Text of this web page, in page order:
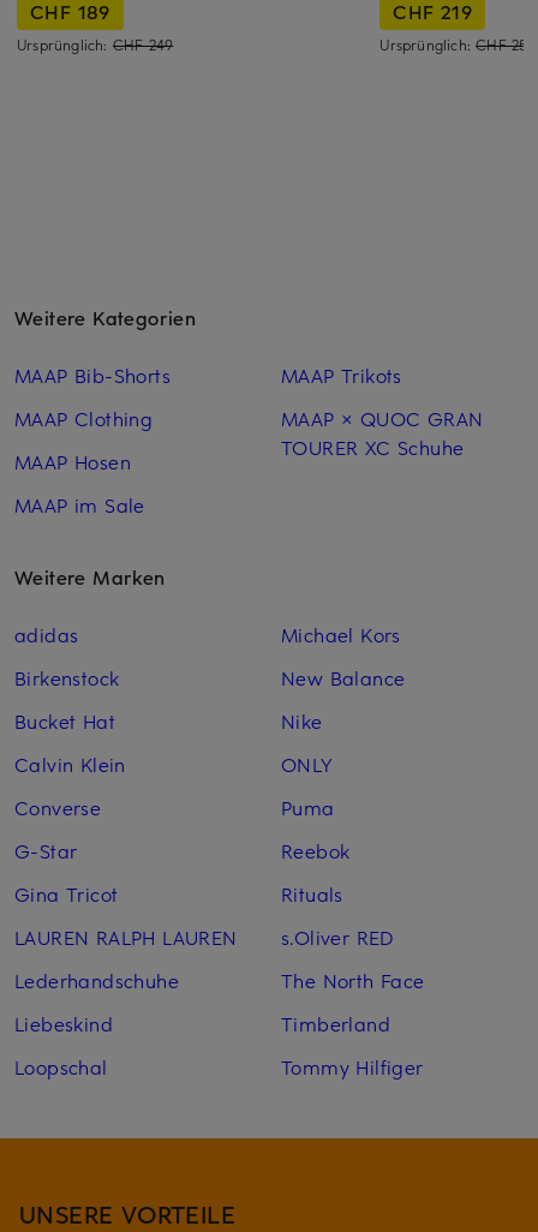
CHF 189
Ursprünglich: CHF 249
CHF 219
Ursprünglich:CHF 259
Weitere Kategorien
MAAP Bib-Shorts
MAAP Clothing
MAAP Hosen
MAAP im Sale
MAAP Trikots
MAAP × QUOC GRAN
TOURER XC Schuhe
Weitere Marken
adidas
Birkenstock
Bucket Hat
Calvin Klein
Converse
G-Star
Gina Tricot
LAUREN RALPH LAUREN
Lederhandschuhe
Liebeskind
Loopschal
Michael Kors
New Balance
Nike
ONLY
Puma
Reebok
Rituals
s.Oliver RED
The North Face
Timberland
Tommy Hilfiger
UNSERE VORTEILE